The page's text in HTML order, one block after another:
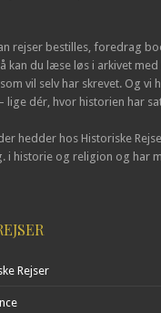
rejser bestilles, foredrag
kan du læse løs i arkivet med
vil selv har skrevet. Og vi
lige dér, hvor historien har
hedder hos Historiske
i historie og religion og har
Rejser